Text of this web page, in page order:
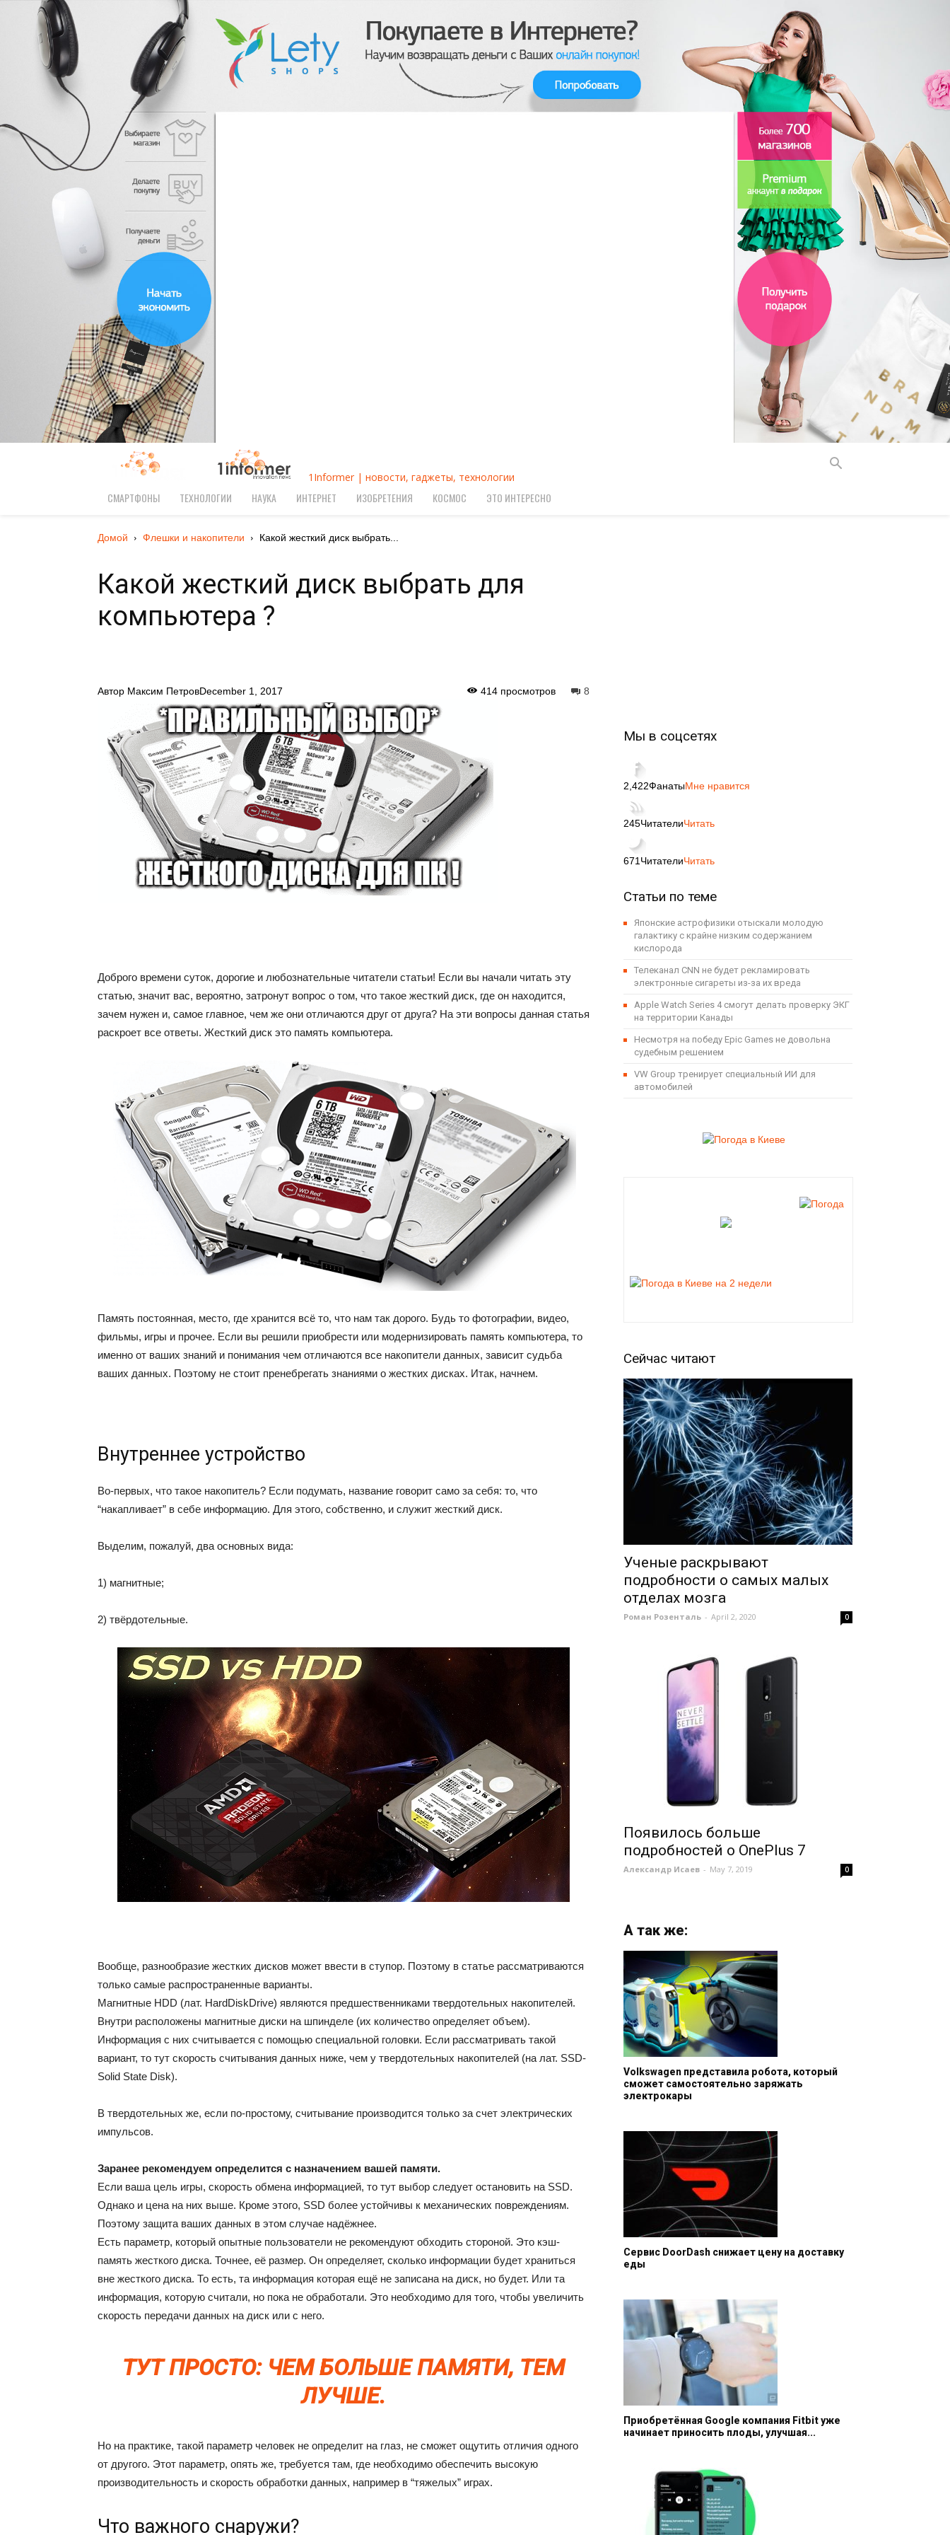
1Informer | новости, гаджеты, технологии
СМАРТФОНЫ ТЕХНОЛОГИИ НАУКА ИНТЕРНЕТ ИЗОБРЕТЕНИЯ КОСМОС ЭТО ИНТЕРЕСНО
Домой Флешки и накопители Какой жесткий диск выбрать...
Какой жесткий диск выбрать для
компьютера ?
Автор Максим ПетровDecember 1, 2017 8
414 просмотров
Доброго времени суток, дорогие и любознательные читатели статьи! Если вы начали читать эту
статью, значит вас, вероятно, затронут вопрос о том, что такое жесткий диск, где он находится,
зачем нужен и, самое главное, чем же они отличаются друг от друга? На эти вопросы данная статья
раскроет все ответы. Жесткий диск это память компьютера.
Память постоянная, место, где хранится всё то, что нам так дорого. Будь то фотографии, видео,
фильмы, игры и прочее. Если вы решили приобрести или модернизировать память компьютера, то
именно от ваших знаний и понимания чем отличаются все накопители данных, зависит судьба
ваших данных. Поэтому не стоит пренебрегать знаниями о жестких дисках. Итак, начнем.
Внутреннее устройство
Во-первых, что такое накопитель? Если подумать, название говорит само за себя: то, что
“накапливает” в себе информацию. Для этого, собственно, и служит жесткий диск.
Выделим, пожалуй, два основных вида:
1) магнитные;
2) твёрдотельные.
Вообще, разнообразие жестких дисков может ввести в ступор. Поэтому в статье рассматриваются
только самые распространенные варианты.
Магнитные HDD (лат. HardDiskDrive) являются предшественниками твердотельных накопителей.
Внутри расположены магнитные диски на шпинделе (их количество определяет объем).
Информация с них считывается с помощью специальной головки. Если рассматривать такой
вариант, то тут скорость считывания данных ниже, чем у твердотельных накопителей (на лат. SSD-
Solid State Disk).
В твердотельных же, если по-простому, считывание производится только за счет электрических
импульсов.
Заранее рекомендуем определится с назначением вашей памяти.
Если ваша цель игры, скорость обмена информацией, то тут выбор следует остановить на SSD.
Однако и цена на них выше. Кроме этого, SSD более устойчивы к механических повреждениям.
Поэтому защита ваших данных в этом случае надёжнее.
Есть параметр, который опытные пользователи не рекомендуют обходить стороной. Это кэш-
память жесткого диска. Точнее, её размер. Он определяет, сколько информации будет храниться
вне жесткого диска. То есть, та информация которая ещё не записана на диск, но будет. Или та
информация, которую считали, но пока не обработали. Это необходимо для того, чтобы увеличить
скорость передачи данных на диск или с него.
ТУТ ПРОСТО: ЧЕМ БОЛЬШЕ ПАМЯТИ, ТЕМ
ЛУЧШЕ.
Но на практике, такой параметр человек не определит на глаз, не сможет ощутить отличия одного
от другого. Этот параметр, опять же, требуется там, где необходимо обеспечить высокую
производительность и скорость обработки данных, например в “тяжелых” играх.
Что важного снаружи?
Мы в соцсетях
2,422ФанатыМне нравится
245ЧитателиЧитать
671 ЧитателиЧитать
Статьи по теме
Японские астрофизики отыскали молодую
галактику с крайне низким содержанием
кислорода
Телеканал CNN не будет рекламировать
электронные сигареты из-за их вреда
Apple Watch Series 4 смогут делать проверку ЭКГ
на территории Канады
Несмотря на победу Epic Games не довольна
судебным решением
VW Group тренирует специальный ИИ для
автомобилей
Сейчас читают
Ученые раскрывают
подробности о самых малых
отделах мозга
Роман Розенталь - April 2, 2020 0
Появилось больше
подробностей о OnePlus 7
Александр Исаев - May 7, 2019 0
А так же:
Volkswagen представила робота, который
сможет самостоятельно заряжать
электрокары
Сервис DoorDash снижает цену на доставку
еды
Приобретённая Google компания Fitbit уже
начинает приносить плоды, улучшая...